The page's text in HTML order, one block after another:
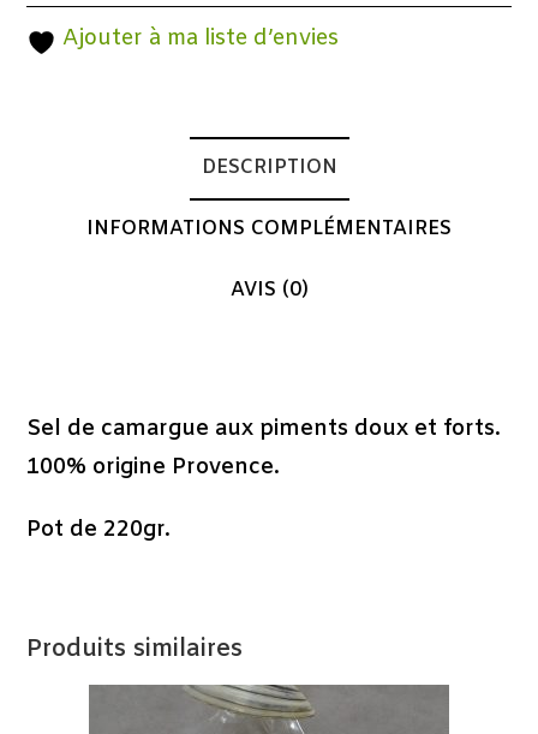
Ajouter à ma liste d’envies
DESCRIPTION
INFORMATIONS COMPLÉMENTAIRES
AVIS (0)
Sel de camargue aux piments doux et forts.
100% origine Provence.
Pot de 220gr.
Produits similaires